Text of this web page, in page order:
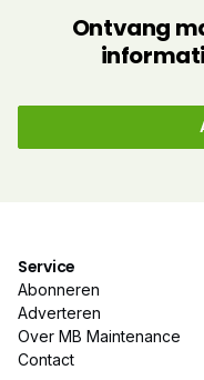
Ontvang
Service
Abonneren
Adverteren
Over MB Maintenance
Contact